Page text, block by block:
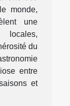
monde,
une
du
entre
et